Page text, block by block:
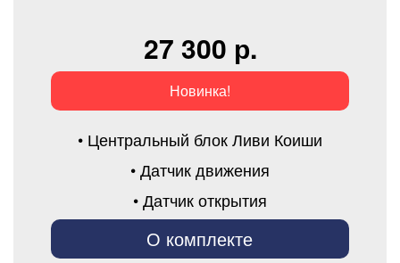
27 300 р.
Новинка!
• Центральный блок Ливи Коиши
• Датчик движения
• Датчик открытия
О комплекте